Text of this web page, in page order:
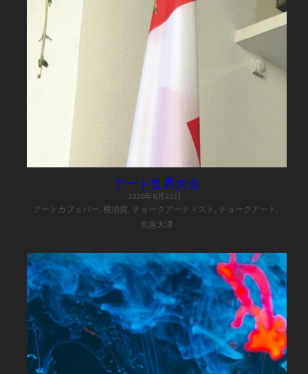
アート世界大会
2020年8月22日 ·
アートカフェバー, 横須賀, チョークアーティスト,
チョークアート,
京急大津